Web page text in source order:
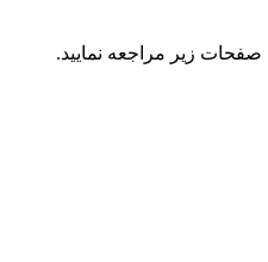
زیر مراجعه نمایید.